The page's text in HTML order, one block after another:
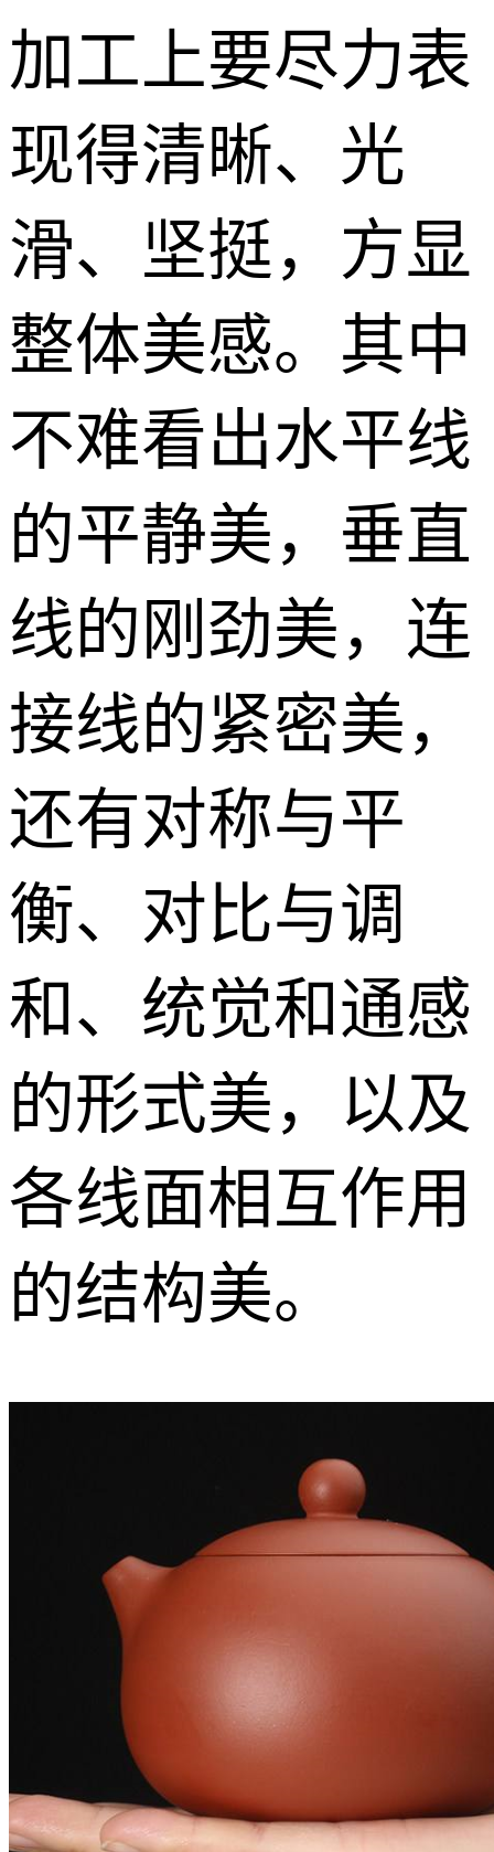
加工上要尽力表
现得清晰、光
滑、坚挺，方显
整体美感。其中
不难看出水平线
的平静美，垂直
线的刚劲美，连
接线的紧密美，
还有对称与平
衡、对比与调
和、统觉和通感
的形式美，以及
各线面相互作用
的结构美。